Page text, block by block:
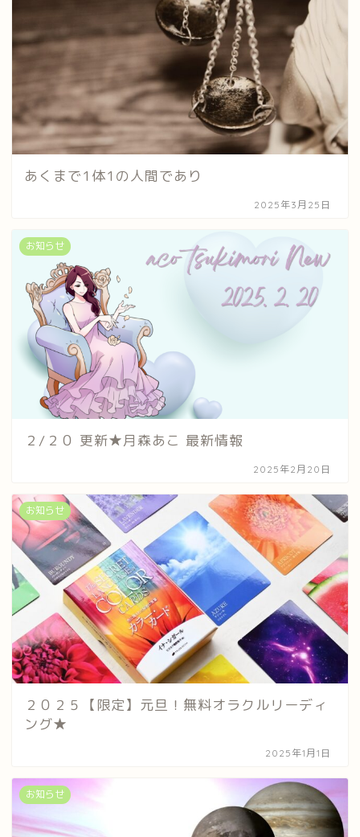
あくまで1体1の人間であり
2025年3月25日
お知らせ
２/２０ 更新★月森あこ 最新情報
2025年2月20日
お知らせ
２０２５【限定】元旦！無料オラクルリーディ
ング★
2025年1月1日
お知らせ